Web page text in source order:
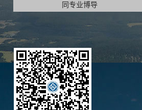
同专业博导